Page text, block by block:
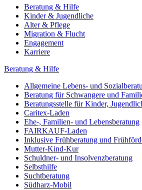
Beratung & Hilfe
Kinder & Jugendliche
Alter & Pflege
Migration & Flucht
Engagement
Karriere
Beratung & Hilfe
Allgemeine Lebens- und
Beratung für Schwangere und
Beratungsstelle für Kinder,
Caritex-Laden
Ehe-, Familien- und Lebensberatung
FAIRKAUF-Laden
Inklusive Frühberatung und
Mutter-Kind-Kur
Schuldner- und Insolvenzberatung
Selbsthilfe
Suchtberatung
Südharz-Mobil